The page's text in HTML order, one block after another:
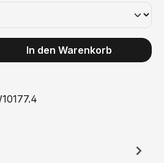
gewünschten Wert ein oder
In den Warenkorb